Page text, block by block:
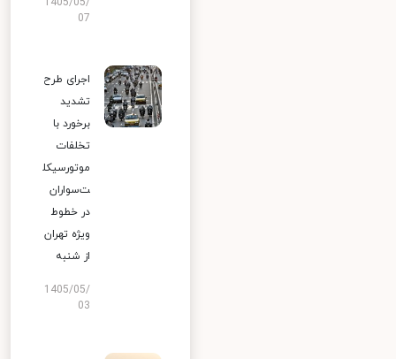
07
اجرای طرح
تشدید
برخورد با
تخلفات
موتورسیکل
ت‌سواران
در خطوط
ویژه تهران
از شنبه
1405/05/
03